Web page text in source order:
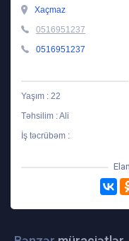
Xaçmaz
0516951237
0516951237
Yaşım : 22
Təhsilim : Ali
İş təcrübəm :